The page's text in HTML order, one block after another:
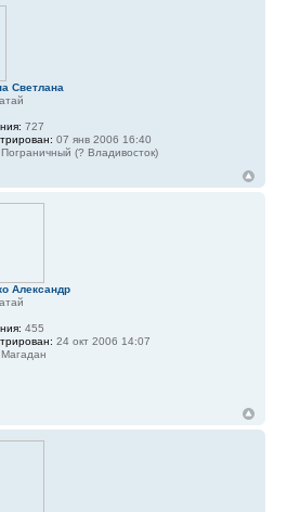
Светлана
727
07 янв 2006 16:40
Пограничный (? Владивосток)
Александр
455
24 окт 2006 14:07
Магадан